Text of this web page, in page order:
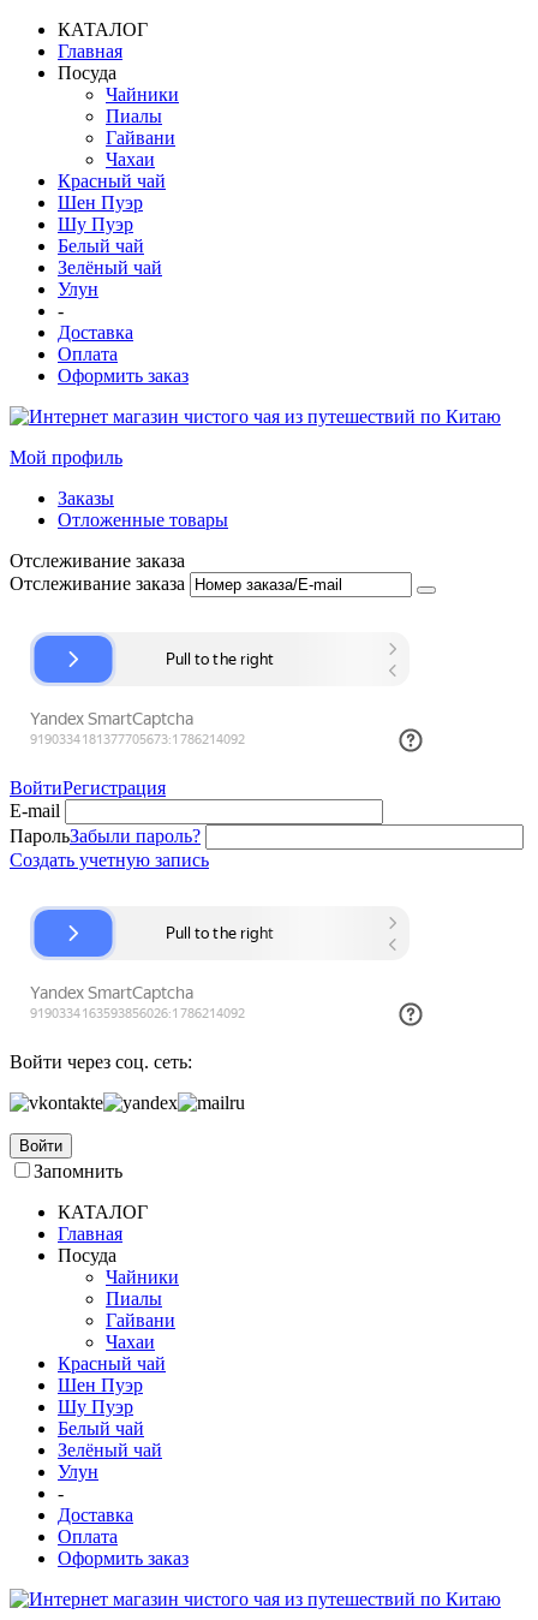
КАТАЛОГ
Главная
Посуда
Чайники
Пиалы
Гайвани
Чахаи
Красный чай
Шен Пуэр
Шу Пуэр
Белый чай
Зелёный чай
Улун
-
Доставка
Оплата
Оформить заказ
Мой профиль
Заказы
Отложенные товары
Отслеживание заказа
Отслеживание заказа
ВойтиРегистрация
E-mail
ПарольЗабыли пароль?
Создать учетную запись
Войти через соц. сеть:
Войти
Запомнить
КАТАЛОГ
Главная
Посуда
Чайники
Пиалы
Гайвани
Чахаи
Красный чай
Шен Пуэр
Шу Пуэр
Белый чай
Зелёный чай
Улун
-
Доставка
Оплата
Оформить заказ